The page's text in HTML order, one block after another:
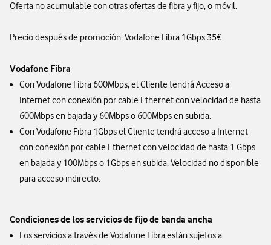
Oferta no acumulable con otras ofertas de fibra y fijo, o móvil.
Precio después de promoción: Vodafone Fibra 1Gbps 35€.
Vodafone Fibra
Con Vodafone Fibra 600Mbps, el Cliente tendrá Acceso a
Internet con conexión por cable Ethernet con velocidad de hasta
600Mbps en bajada y 60Mbps o 600Mbps en subida.
Con Vodafone Fibra 1Gbps el Cliente tendrá acceso a Internet
con conexión por cable Ethernet con velocidad de hasta 1 Gbps
en bajada y 100Mbps o 1Gbps en subida. Velocidad no disponible
para acceso indirecto.
Condiciones de los servicios de fijo de banda ancha
Los servicios a través de Vodafone Fibra están sujetos a